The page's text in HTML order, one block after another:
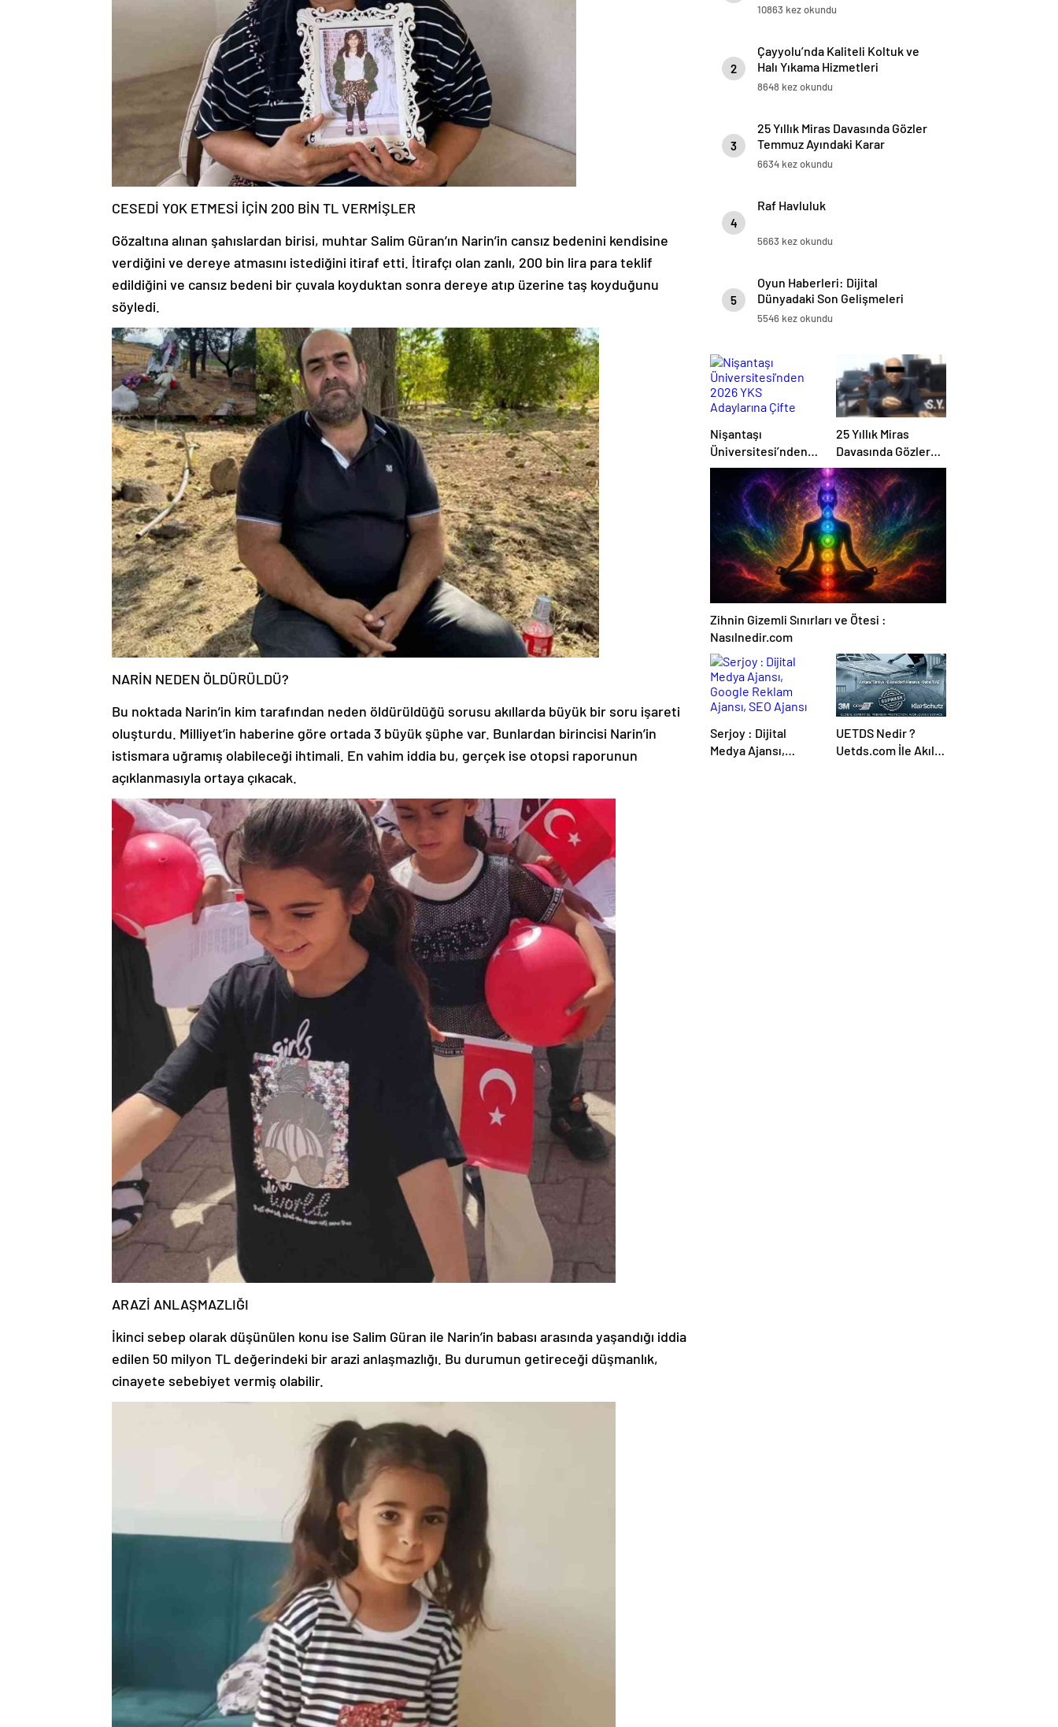
CESEDİ YOK ETMESİ İÇİN 200 BİN TL VERMİŞLER
Gözaltına alınan şahıslardan birisi, muhtar Salim Güran’ın Narin’in cansız bedenini kendisine
verdiğini ve dereye atmasını istediğini itiraf etti. İtirafçı olan zanlı, 200 bin lira para teklif
edildiğini ve cansız bedeni bir çuvala koyduktan sonra dereye atıp üzerine taş koyduğunu
söyledi.
NARİN NEDEN ÖLDÜRÜLDÜ?
Bu noktada Narin’in kim tarafından neden öldürüldüğü sorusu akıllarda büyük bir soru işareti
oluşturdu. Milliyet’in haberine göre ortada 3 büyük şüphe var. Bunlardan birincisi Narin’in
istismara uğramış olabileceği ihtimali. En vahim iddia bu, gerçek ise otopsi raporunun
açıklanmasıyla ortaya çıkacak.
ARAZİ ANLAŞMAZLIĞI
İkinci sebep olarak düşünülen konu ise Salim Güran ile Narin’in babası arasında yaşandığı iddia
edilen 50 milyon TL değerindeki bir arazi anlaşmazlığı. Bu durumun getireceği düşmanlık,
cinayete sebebiyet vermiş olabilir.
10863 kez okundu
2
Çayyolu’nda Kaliteli Koltuk ve
Halı Yıkama Hizmetleri
8648 kez okundu
3
25 Yıllık Miras Davasında Gözler
Temmuz Ayındaki Karar
Duruşmasına Çevrildi
6634 kez okundu
4
Raf Havluluk
5663 kez okundu
5
Oyun Haberleri: Dijital
Dünyadaki Son Gelişmeleri
Takip Edin
5546 kez okundu
Nişantaşı
Üniversitesi’nden
2026 YKS
Adaylarına Çifte
Güvence: Sabit
Ücret ve Kesintisiz
Burs
25 Yıllık Miras
Davasında Gözler
Temmuz Ayındaki
Karar Duruşmasına
Çevrildi
Zihnin Gizemli Sınırları ve Ötesi :
Nasılnedir.com
Serjoy : Dijital
Medya Ajansı,
UETDS Nedir ?
Uetds.com İle Akıllı